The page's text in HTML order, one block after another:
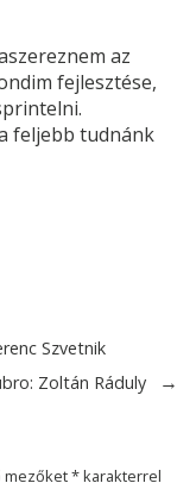
az
fejlesztése,
feljebb tudnánk
Szvetnik
Zoltán Ráduly
→
mezőket*karakterrel